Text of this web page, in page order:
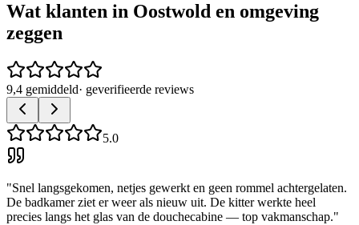
Wat klanten in Oostwold en omgeving
zeggen
9,4 gemiddeld· geverifieerde reviews
5.0
"Snel langsgekomen, netjes gewerkt en geen rommel achtergelaten.
De badkamer ziet er weer als nieuw uit. De kitter werkte heel
precies langs het glas van de douchecabine — top vakmanschap."